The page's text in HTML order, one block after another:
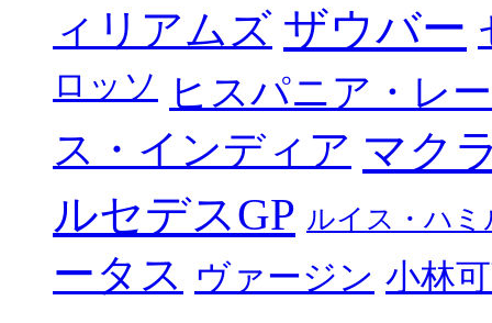
ィリアムズ ザウバー
ロッソ ヒスパニア・レ
ス・インディア マク
ルセデスGP ルイス・ハミ
ータス ヴァージン 小林